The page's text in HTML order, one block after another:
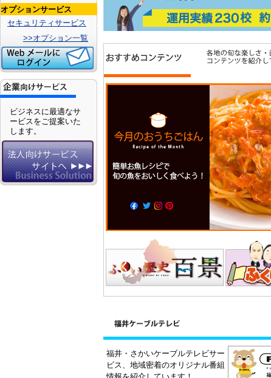
福井・さかいケーブルテレビサー
ビス、地域密着のオリジナル番組
オプションサービス
セキュリティサービス
>>オプション一覧
ビジネスに最適なサ
ービスをご提案いた
します。